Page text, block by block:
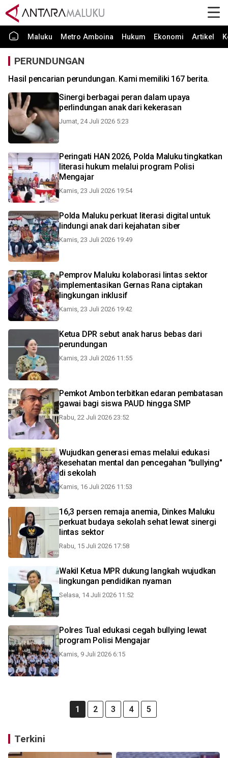
Maluku Metro Amboina Hukum Ekonomi Artikel
PERUNDUNGAN
Hasil pencarian perundungan. Kami memiliki 167 berita.
Sinergi berbagai peran dalam upaya
perlindungan anak dari kekerasan
Jumat, 24 Juli 2026 5:23
Peringati HAN 2026, Polda Maluku tingkatkan
literasi hukum melalui program Polisi
Mengajar
Kamis, 23 Juli 2026 19:54
Polda Maluku perkuat literasi digital untuk
lindungi anak dari kejahatan siber
Kamis, 23 Juli 2026 19:49
Pemprov Maluku kolaborasi lintas sektor
implementasikan Gernas Rana ciptakan
lingkungan inklusif
Kamis, 23 Juli 2026 19:42
Ketua DPR sebut anak harus bebas dari
perundungan
Kamis, 23 Juli 2026 11:55
Pemkot Ambon terbitkan edaran pembatasan
gawai bagi siswa PAUD hingga SMP
Rabu, 22 Juli 2026 23:52
Wujudkan generasi emas melalui edukasi
kesehatan mental dan pencegahan "bullying"
di sekolah
Kamis, 16 Juli 2026 11:53
16,3 persen remaja anemia, Dinkes Maluku
perkuat budaya sekolah sehat lewat sinergi
lintas sektor
Rabu, 15 Juli 2026 17:58
Wakil Ketua MPR dukung langkah wujudkan
lingkungan pendidikan nyaman
Selasa, 14 Juli 2026 11:52
Polres Tual edukasi cegah bullying lewat
program Polisi Mengajar
Kamis, 9 Juli 2026 6:15
1 2 3 4 5
Terkini